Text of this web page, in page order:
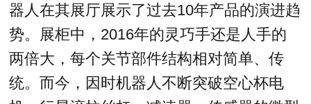
器人在其展厅展示了过去10年产品的演进趋
势。展柜中，2016年的灵巧手还是人手的
两倍大，每个关节部件结构相对简单、传
统。而今，因时机器人不断突破空心杯电